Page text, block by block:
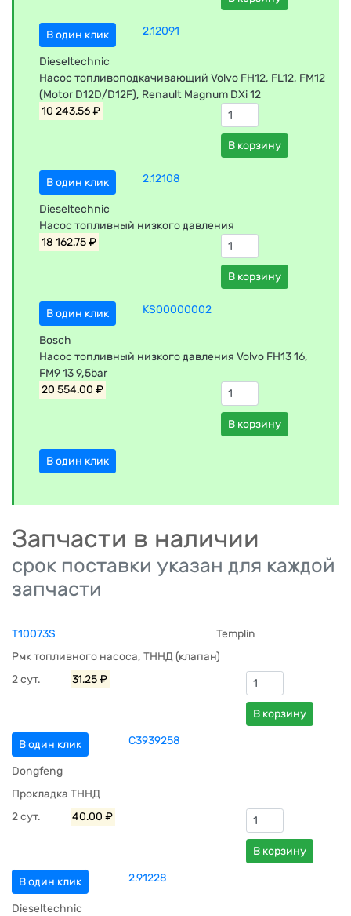
В один клик 2.12091
Dieseltechnic
Насос топливоподкачивающий Volvo FH12, FL12, FM12
(Motor D12D/D12F), Renault Magnum DXi 12
10 243.56 ₽
В корзину
В один клик 2.12108
Dieseltechnic
Насос топливный низкого давления
18 162.75 ₽
В корзину
В один клик KS00000002
Bosch
Насос топливный низкого давления Volvo FH13 16,
FM9 13 9,5bar
20 554.00 ₽
В корзину
В один клик
Запчасти в наличии
срок поставки указан для каждой
запчасти
T10073S
Templin
Рмк топливного насоса, ТННД (клапан)
2 сут.
31.25 ₽
В корзину
В один клик C3939258
Dongfeng
Прокладка ТННД
2 сут.
40.00 ₽
В корзину
В один клик 2.91228
Dieseltechnic